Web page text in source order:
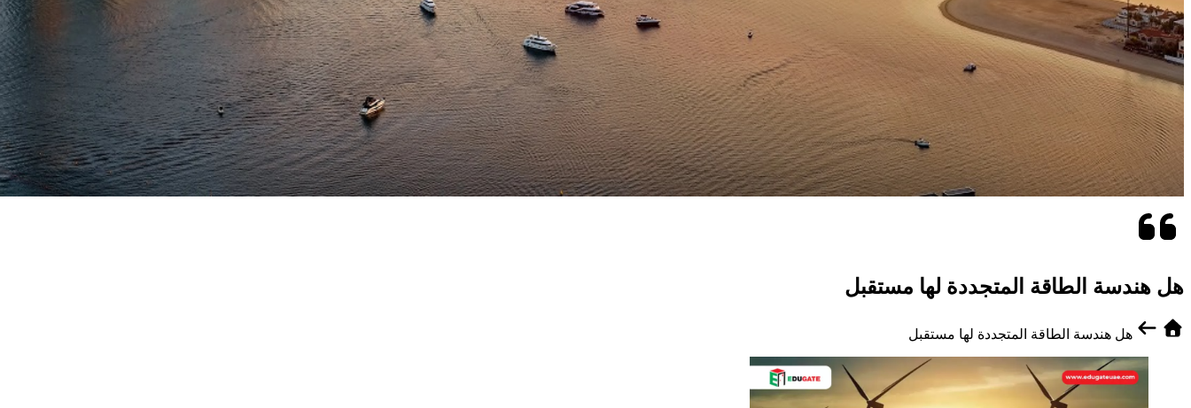
هل هندسة الطاقة المتجددة لها مستقبل
هل هندسة الطاقة المتجددة لها مستقبل